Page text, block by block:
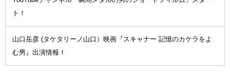
ト！
山口岳彦 (タケタリーノ山口）映画『スキャナー 記憶のカケラをよ
む男』出演情報！